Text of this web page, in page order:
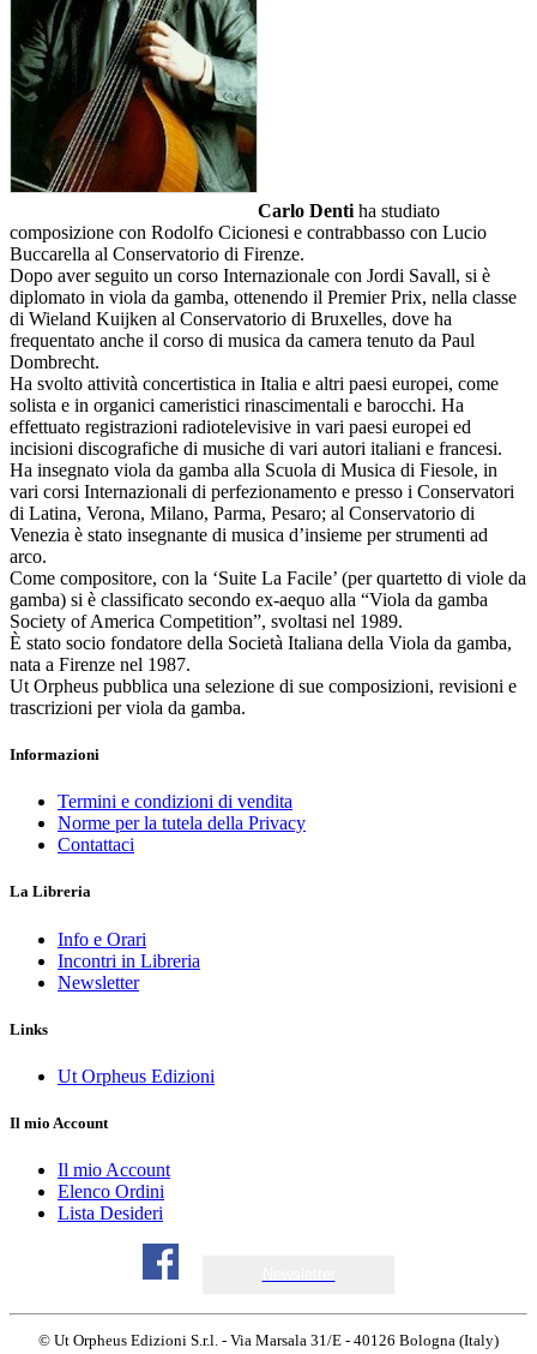
Carlo Denti ha studiato
composizione con Rodolfo Cicionesi e contrabbasso con Lucio
Buccarella al Conservatorio di Firenze.
Dopo aver seguito un corso Internazionale con Jordi Savall, si è
diplomato in viola da gamba, ottenendo il Premier Prix, nella classe
di Wieland Kuijken al Conservatorio di Bruxelles, dove ha
frequentato anche il corso di musica da camera tenuto da Paul
Dombrecht.
Ha svolto attività concertistica in Italia e altri paesi europei, come
solista e in organici cameristici rinascimentali e barocchi. Ha
effettuato registrazioni radiotelevisive in vari paesi europei ed
incisioni discografiche di musiche di vari autori italiani e francesi.
Ha insegnato viola da gamba alla Scuola di Musica di Fiesole, in
vari corsi Internazionali di perfezionamento e presso i Conservatori
di Latina, Verona, Milano, Parma, Pesaro; al Conservatorio di
Venezia è stato insegnante di musica d’insieme per strumenti ad
arco.
Come compositore, con la ‘Suite La Facile’ (per quartetto di viole da
gamba) si è classificato secondo ex-aequo alla “Viola da gamba
Society of America Competition”, svoltasi nel 1989.
È stato socio fondatore della Società Italiana della Viola da gamba,
nata a Firenze nel 1987.
Ut Orpheus pubblica una selezione di sue composizioni, revisioni e
trascrizioni per viola da gamba.
Informazioni
Termini e condizioni di vendita
Norme per la tutela della Privacy
Contattaci
La Libreria
Info e Orari
Incontri in Libreria
Newsletter
Links
Ut Orpheus Edizioni
Il mio Account
Il mio Account
Elenco Ordini
Lista Desideri
© Ut Orpheus Edizioni S.r.l. - Via Marsala 31/E - 40126 Bologna (Italy)